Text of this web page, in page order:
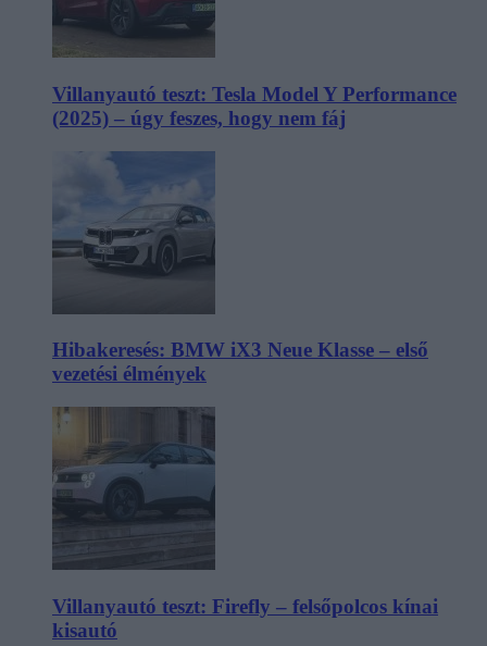
Villanyautó teszt: Tesla Model Y Performance
(2025) – úgy feszes, hogy nem fáj
Hibakeresés: BMW iX3 Neue Klasse – első
vezetési élmények
Villanyautó teszt: Firefly – felsőpolcos kínai
kisautó